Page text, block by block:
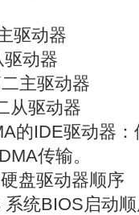
驱动器
驱动器
主驱动器
从驱动器
的IDE驱动器
传输。
盘驱动器顺序
统BIOS启动